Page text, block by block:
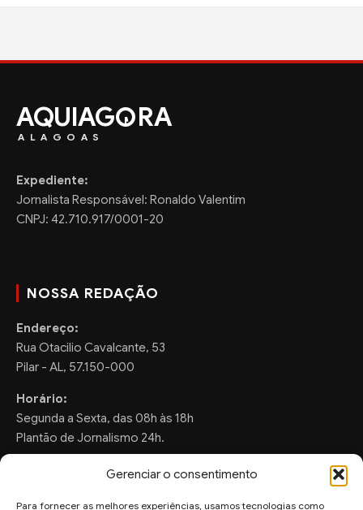
Gerenciar o consentimento
Para fornecer as melhores experiências, usamos tecnologias como
AQUIAG RA
ALAGOAS
Expediente:
Jornalista Responsável: Ronaldo Valentim
CNPJ: 42.710.917/0001-20
NOSSA REDAÇÃO
Endereço:
Rua Otacilio Cavalcante, 53
Pilar - AL, 57.150-000
Horário:
Segunda a Sexta, das 08h às 18h
Plantão de Jornalismo 24h.